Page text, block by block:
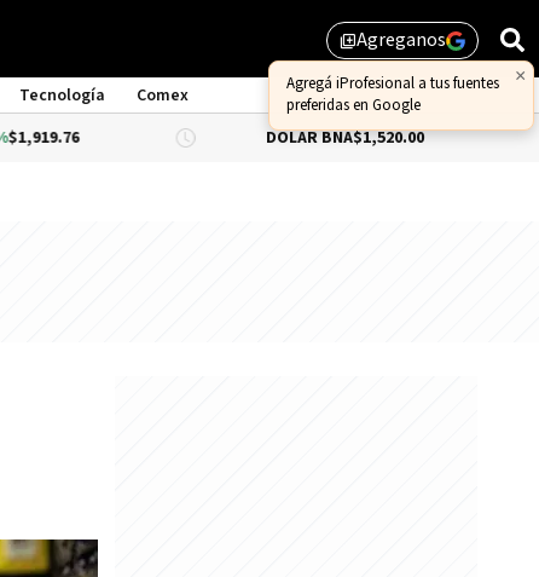
library_addAgreganos
Tecnología
Comex
DÓLAR BNA $1,520.00 DÓLAR BLUE